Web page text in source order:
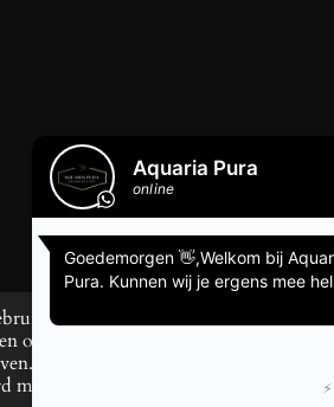
van cookies om uw
op maat gemaakte
Door op ‘Accepteren’ te
het gebruik van alle